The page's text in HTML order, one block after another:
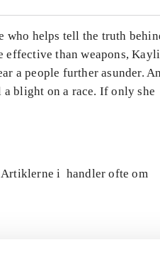
who helps tell the truth
effective than weapons,
a people further asunder.
a blight on a race. If only she
Artiklerne i handler ofte om